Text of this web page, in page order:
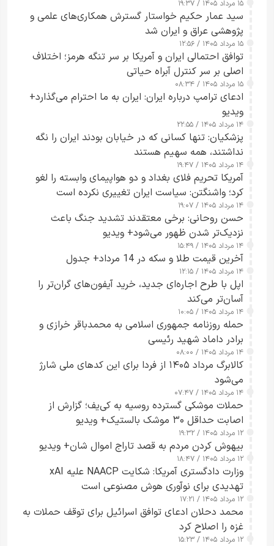
۱۵ مرداد ۱۴۰۵ / ۱۹:۳۷
سید عمار حکیم خواستار گسترش همکاری‌های علمی و
پژوهشی عراق و ایران شد
۱۵ مرداد ۱۴۰۵ / ۱۲:۵۶
توافق احتمالی ایران و آمریکا بر سر تنگه هرمز؛ اختلاف
اصلی بر سر کنترل آبراه حیاتی
۱۵ مرداد ۱۴۰۵ / ۰۸:۳۴
ادعای ترامپ درباره ایران: ایران به ما احترام می‌گذارد+
ویدیو
۱۴ مرداد ۱۴۰۵ / ۲۲:۵۵
پزشکیان: تنها کسانی که در خیابان بودند ایران را نگه
نداشتند، همه سهیم هستند
۱۴ مرداد ۱۴۰۵ / ۱۹:۴۷
آمریکا تحریم فلای بغداد و دو هواپیمای وابسته را لغو
کرد؛ واشنگتن: سیاست ایران تغییری نکرده است
۱۴ مرداد ۱۴۰۵ / ۱۹:۰۷
حسن روحانی: برخی معتقدند تشدید جنگ باعث
نزدیک‌تر شدن ظهور می‌شود+ ویدیو
۱۴ مرداد ۱۴۰۵ / ۱۵:۴۹
آخرین قیمت طلا و سکه در 14 مرداد+ جدول
۱۴ مرداد ۱۴۰۵ / ۱۲:۱۵
اپل با طرح اجاره‌ای جدید، خرید آیفون‌های گران‌تر را
آسان‌تر می‌کند
۱۴ مرداد ۱۴۰۵ / ۱۰:۰۵
حمله روزنامه جمهوری اسلامی به محمدباقر خرازی و
برادر داماد شهید رئیسی
۱۴ مرداد ۱۴۰۵ / ۰۸:۰۰
کالابرگ مرداد ۱۴۰۵ از فردا برای این کدهای ملی شارژ
می‌شود
۱۴ مرداد ۱۴۰۵ / ۰۷:۴۷
حملات موشکی گسترده روسیه به کی‌یف؛ گزارش از
اصابت حداقل ۳۰ موشک بالستیک+ ویدیو
۱۲ مرداد ۱۴۰۵ / ۱۹:۳۲
بیهوش کردن مردم به قصد تاراج اموال شان+ ویدیو
۱۲ مرداد ۱۴۰۵ / ۱۸:۴۷
وزارت دادگستری آمریکا: شکایت NAACP علیه xAI
تهدیدی برای نوآوری هوش مصنوعی است
۱۲ مرداد ۱۴۰۵ / ۱۷:۲۱
محمد دحلان ادعای توافق اسرائیل برای توقف حملات به
غزه را اصلاح کرد
۱۲ مرداد ۱۴۰۵ / ۱۵:۲۳